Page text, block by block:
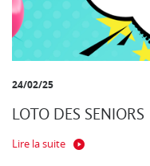
24/02/25
LOTO DES SENIORS
Lire la suite